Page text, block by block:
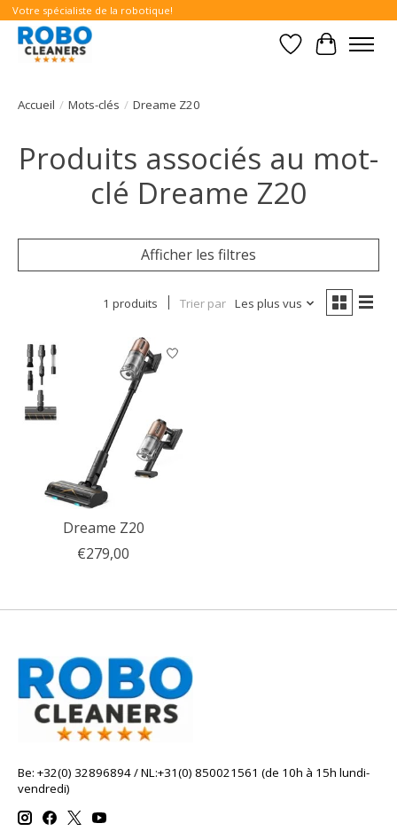
Votre spécialiste de la robotique!
Liste dePanier
Accueil / Mots-clés / Dreame Z20
Produits associés au mot-
clé Dreame Z20
Afficher les filtres
1 produits Trier par Les plus vus
Dreame Z20
€279,00
Be: +32(0) 32896894 / NL:+31(0) 850021561 (de 10h à 15h lundi-
vendredi)